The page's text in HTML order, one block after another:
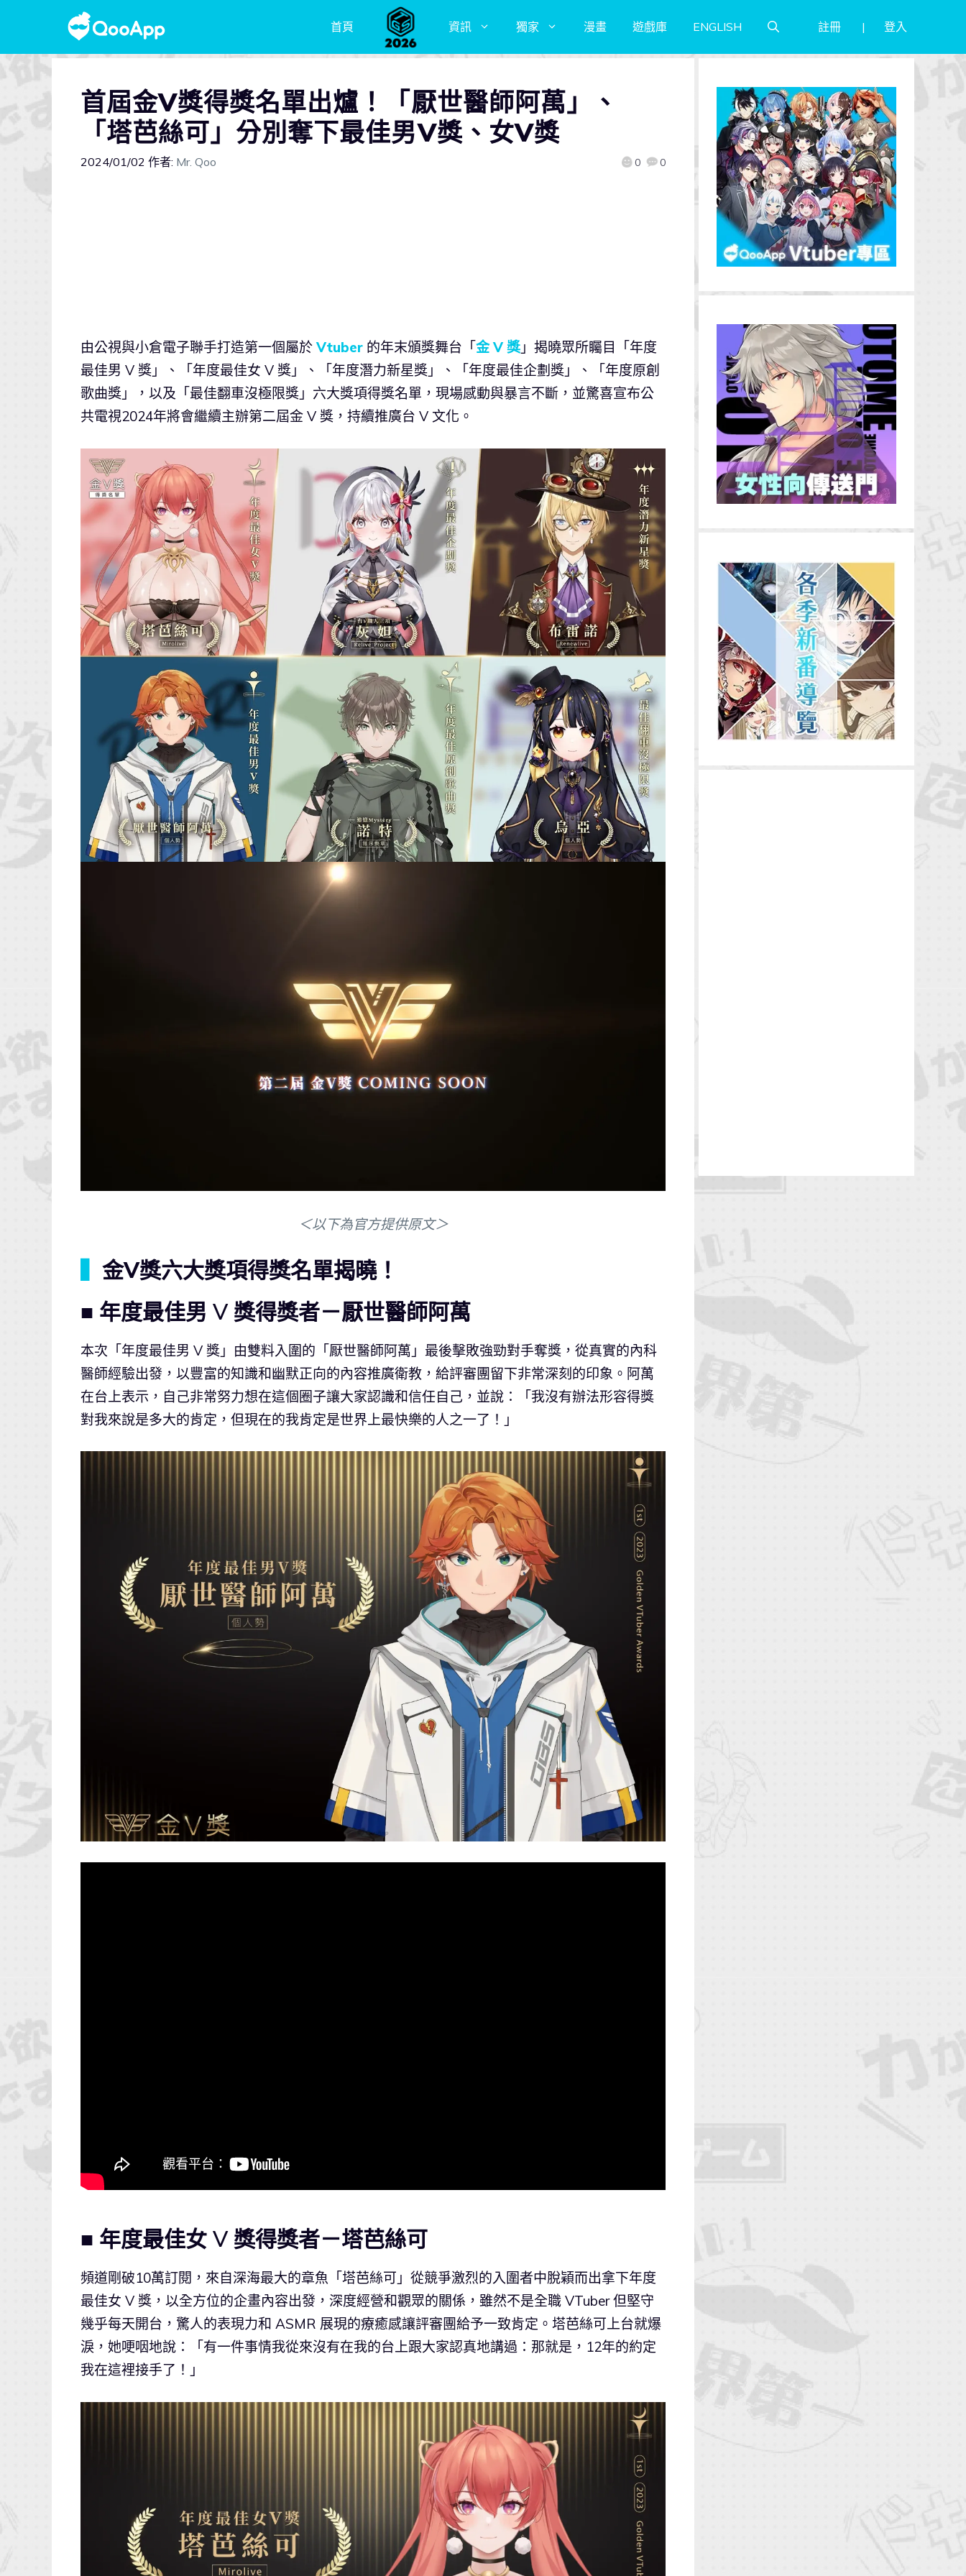
首頁 資訊 獨家 漫畫 遊戲庫 ENGLISH 註冊 登入
首屆金V獎得獎名單出爐！「厭世醫師阿萬」、
「塔芭絲可」分別奪下最佳男V獎、女V獎
2024/01/02 作者: Mr. Qoo 0 0
由公視與小倉電子聯手打造第一個屬於Vtuber 的年末頒獎舞台「金 V 獎 」揭曉眾所矚目「年度
最佳男 V 獎」、「年度最佳女 V 獎」、「年度潛力新星獎」、「年度最佳企劃獎」、「年度原創
歌曲獎」，以及「最佳翻車沒極限獎」六大獎項得獎名單，現場感動與暴言不斷，並驚喜宣布公
共電視2024年將會繼續主辦第二屆金 V 獎，持續推廣台 V 文化。
＜以下為官方提供原文＞
金V獎六大獎項得獎名單揭曉！
■ 年度最佳男 V 獎得獎者－厭世醫師阿萬
本次「年度最佳男 V 獎」由雙料入圍的「厭世醫師阿萬」最後擊敗強勁對手奪獎，從真實的內科
醫師經驗出發，以豐富的知識和幽默正向的內容推廣衛教，給評審團留下非常深刻的印象。阿萬
在台上表示，自己非常努力想在這個圈子讓大家認識和信任自己，並說：「我沒有辦法形容得獎
對我來說是多大的肯定，但現在的我肯定是世界上最快樂的人之一了！」
■ 年度最佳女 V 獎得獎者－塔芭絲可
頻道剛破10萬訂閱，來自深海最大的章魚「塔芭絲可」從競爭激烈的入圍者中脫穎而出拿下年度
最佳女 V 獎，以全方位的企畫內容出發，深度經營和觀眾的關係，雖然不是全職 VTuber 但堅守
幾乎每天開台，驚人的表現力和 ASMR 展現的療癒感讓評審團給予一致肯定。塔芭絲可上台就爆
淚，她哽咽地說：「有一件事情我從來沒有在我的台上跟大家認真地講過：那就是，12年的約定
我在這裡接手了！」